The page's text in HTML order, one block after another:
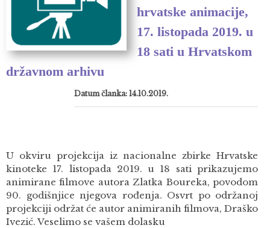
hrvatske animacije,
17. listopada 2019. u
18 sati u Hrvatskom
državnom arhivu
Datum članka: 14.10.2019.
U okviru projekcija iz nacionalne zbirke Hrvatske
kinoteke 17. listopada 2019. u 18 sati prikazujemo
animirane filmove autora Zlatka Boureka, povodom
90. godišnjice njegova rođenja. Osvrt po održanoj
projekciji održat će autor animiranih filmova, Draško
Ivezić. Veselimo se vašem dolasku